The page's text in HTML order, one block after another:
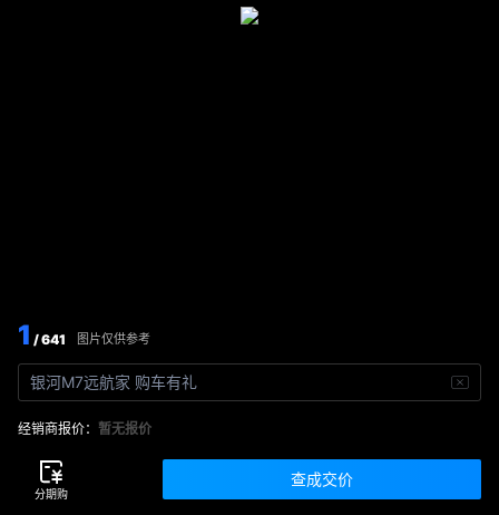
1 / 641 图片仅供参考
银河M7远航家 购车有礼
经销商报价： 暂无报价
查成交价